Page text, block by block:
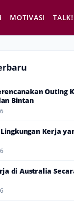
MOTIVASI TALK!
Outing
Bintan
Kerja
di Australia